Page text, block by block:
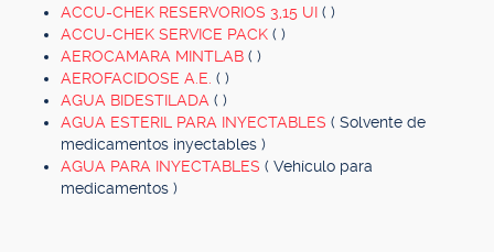
ACCU-CHEK RESERVORIOS 3,15 UI ( )
ACCU-CHEK SERVICE PACK ( )
AEROCAMARA MINTLAB ( )
AEROFACIDOSE A.E. ( )
AGUA BIDESTILADA ( )
AGUA ESTERIL PARA INYECTABLES ( Solvente de
medicamentos inyectables )
AGUA PARA INYECTABLES ( Vehículo para
medicamentos )